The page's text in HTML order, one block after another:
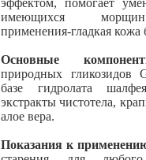
эффектом, помогает
имеющихся
применения-гладкая
Основные
природных гликозидов
базе гидролата
экстракты чистотела,
алое вера.
Показания к